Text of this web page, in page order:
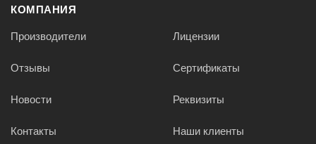
КОМПАНИЯ
Производители Лицензии
Отзывы Сертификаты
Новости Реквизиты
Контакты Наши клиенты